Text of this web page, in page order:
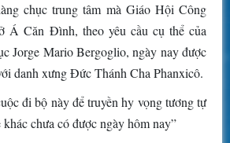
chục trung tâm mà Giáo Hội Công
Á Căn Đình, theo yêu cầu cụ thể của
Jorge Mario Bergoglio, ngày nay được
danh xưng Đức Thánh Cha Phanxicô.
đi bộ này để truyền hy vọng tương tự
chưa có được ngày hôm nay”